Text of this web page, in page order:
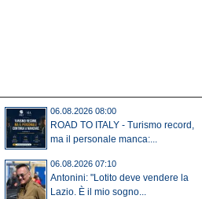
06.08.2026 08:00
ROAD TO ITALY - Turismo record,
ma il personale manca:...
06.08.2026 07:10
Antonini: "Lotito deve vendere la
Lazio. È il mio sogno...